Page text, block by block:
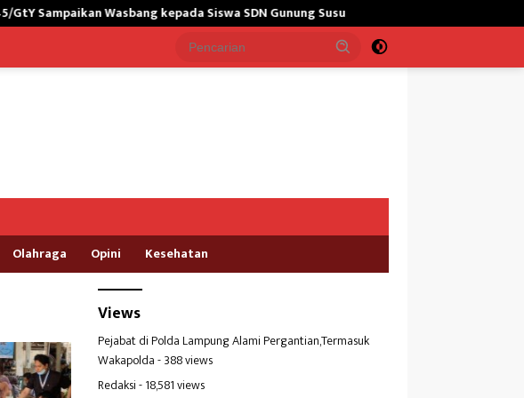
kepada Siswa SDN Gunung Susu Bangun Masjid,Satgas Yonarmed 13/
Olahraga Opini Kesehatan
Views
Pejabat di Polda Lampung Alami Pergantian,Termasuk
Wakapolda- 388 views
Redaksi- 18,581 views